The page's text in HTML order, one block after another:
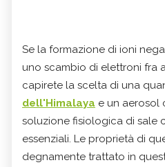
Se la formazione di ioni
uno scambio di elettroni fra
capirete la scelta di una
dell'Himalaya e un aerosol
soluzione fisiologica di sale
essenziali. Le proprietà di
degnamente trattato in